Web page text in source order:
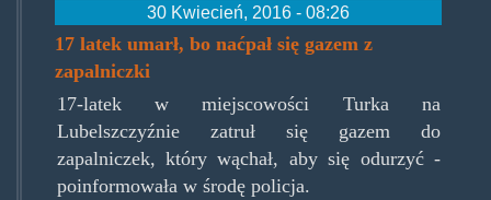
30 Kwiecień, 2016 - 08:26
17 latek umarł, bo naćpał się gazem z
zapalniczki
17-latek w miejscowości Turka na
Lubelszczyźnie zatruł się gazem do
zapalniczek, który wąchał, aby się odurzyć -
poinformowała w środę policja.